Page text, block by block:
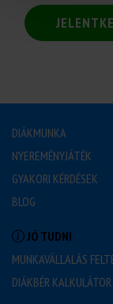
DIÁKMUNKA
NYEREMÉNYJÁTÉK
GYAKORI KÉRDÉSEK
BLOG
JÓ TUDNI
MUNKAVÁLLALÁS
DIÁKBÉR KALKULÁTOR